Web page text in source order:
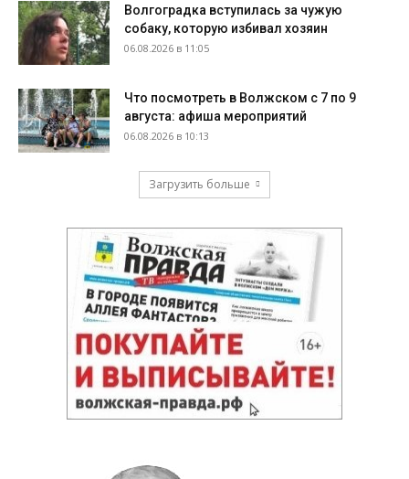
Волгоградка вступилась за чужую
собаку, которую избивал хозяин
06.08.2026 в 11:05
Что посмотреть в Волжском с 7 по 9
августа: афиша мероприятий
06.08.2026 в 10:13
Загрузить больше